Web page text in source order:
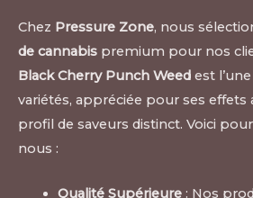
Chez Pressure Zone, nous
de cannabis premium pour nos
Black Cherry Punch Weed est
variétés, appréciée pour ses effets
profil de saveurs distinct. Voici
nous :
Qualité Supérieure: Nos